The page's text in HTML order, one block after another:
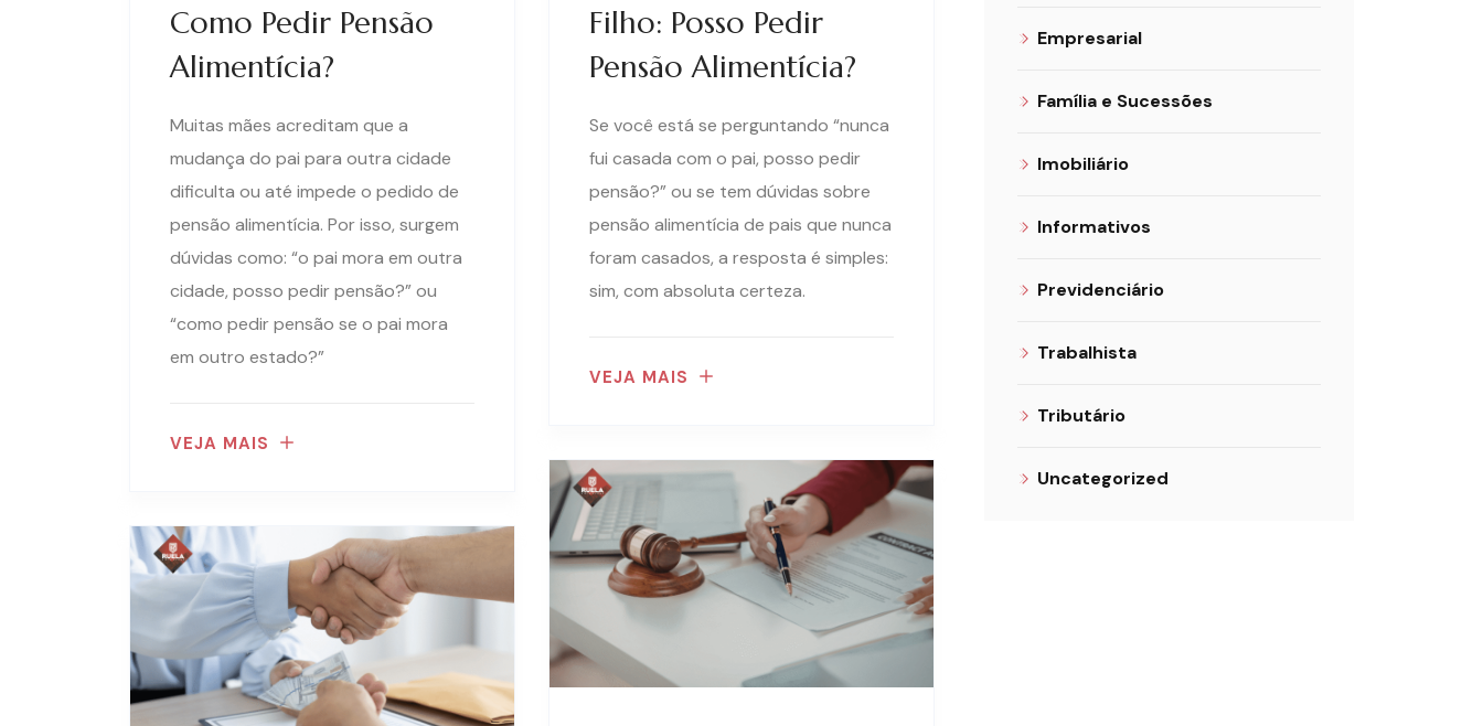
Como Pedir Pensão
Alimentícia?
Muitas mães acreditam que a
mudança do pai para outra cidade
dificulta ou até impede o pedido de
pensão alimentícia. Por isso, surgem
dúvidas como: “o pai mora em outra
cidade, posso pedir pensão?” ou
“como pedir pensão se o pai mora
em outro estado?”
VEJA MAIS
Filho: Posso Pedir
Pensão Alimentícia?
Se você está se perguntando “nunca
fui casada com o pai, posso pedir
pensão?” ou se tem dúvidas sobre
pensão alimentícia de pais que nunca
foram casados, a resposta é simples:
sim, com absoluta certeza.
VEJA MAIS
Empresarial
Família e Sucessões
Imobiliário
Informativos
Previdenciário
Trabalhista
Tributário
Uncategorized